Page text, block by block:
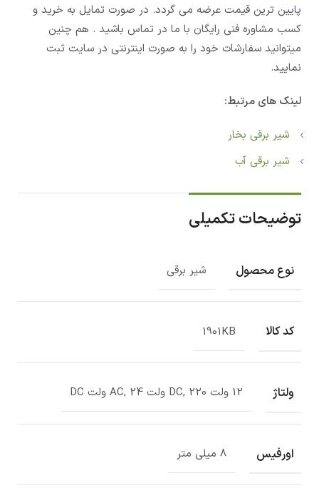
پایین ترین قیمت عرضه می گردد. در صورت تمایل به خرید و
کسب مشاوره فنی رایگان با ما در تماس باشید . هم چنین
میتوانید سفارشات خود را به صورت اینترنتی در سایت ثبت
نمایید.
لینک های مرتبط:
شیر برقی بخار
شیر برقی آب
توضیحات تکمیلی
نوع محصول شیر برقی
کد کالا 1901KB
ولتاژ 12 ولت DC, 220 ولت AC, 24 ولت DC
اورفیس 8 میلی متر